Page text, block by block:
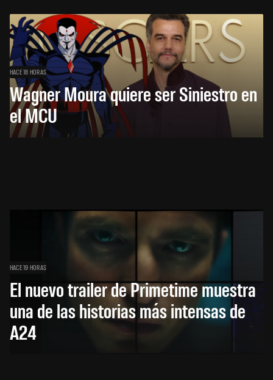
HACE 18 HORAS
Wagner Moura quiere ser Siniestro en
el MCU
HACE 19 HORAS
El nuevo trailer de Primetime muestra
una de las historias más intensas de
A24